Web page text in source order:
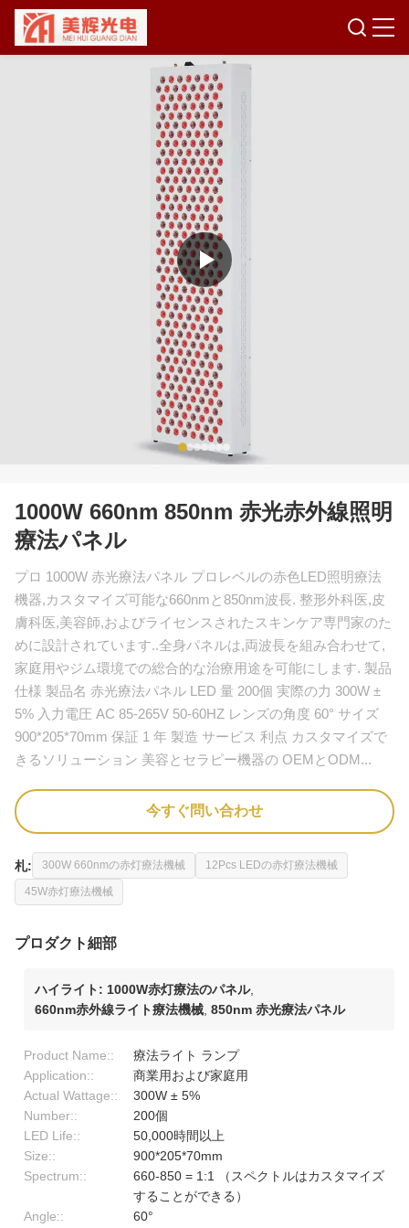
1000W 660nm 850nm 赤光赤外線照明
療法パネル
プロ 1000W 赤光療法パネル プロレベルの赤色LED照明療法
機器,カスタマイズ可能な660nmと850nm波長. 整形外科医,皮
膚科医,美容師,およびライセンスされたスキンケア専門家のた
めに設計されています..全身パネルは,両波長を組み合わせて,
家庭用やジム環境での総合的な治療用途を可能にします. 製品
仕様 製品名 赤光療法パネル LED 量 200個 実際の力 300W ±
5% 入力電圧 AC 85-265V 50-60HZ レンズの角度 60° サイズ
900*205*70mm 保証 1 年 製造 サービス 利点 カスタマイズで
きるソリューション 美容とセラピー機器の OEMとODM...
今すぐ問い合わせ
札: 300W 660nmの赤灯療法機械 12Pcs LEDの赤灯療法機械
45W赤灯療法機械
プロダクト細部
ハイライト: 1000W赤灯療法のパネル,
660nm赤外線ライト療法機械 850nm 赤光療法パネル
Product Name::
療法ライト ランプ
Application::
商業用および家庭用
Actual Wattage::
300W ± 5%
Number::
200個
LED Life::
50,000時間以上
Size::
900*205*70mm
Spectrum::
660-850 = 1:1 （スペクトルはカスタマイズ
することができる）
Angle::
60°